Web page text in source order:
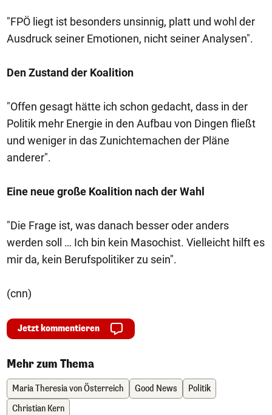
"FPÖ liegt ist besonders unsinnig, platt und wohl der
Ausdruck seiner Emotionen, nicht seiner Analysen".
Den Zustand der Koalition
"Offen gesagt hätte ich schon gedacht, dass in der
Politik mehr Energie in den Aufbau von Dingen fließt
und weniger in das Zunichtemachen der Pläne
anderer".
Eine neue große Koalition nach der Wahl
"Die Frage ist, was danach besser oder anders
werden soll … Ich bin kein Masochist. Vielleicht hilft es
mir da, kein Berufspolitiker zu sein".
(cnn)
Jetzt kommentieren
Mehr zum Thema
Maria Theresia von Österreich Good News
Politik
Christian Kern